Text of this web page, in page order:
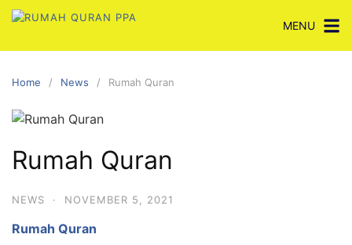
Skip
content
MENU
Home News Rumah Quran
Rumah Quran
NEWS · NOVEMBER 5, 2021
Rumah Quran